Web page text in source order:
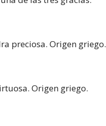
preciosa. Origen griego.
Origen griego.